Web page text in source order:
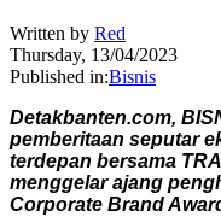
Written by Red
Thursday, 13/04/2023
Published in:Bisnis
Detakbanten.com,
pemberitaan seputar
terdepan bersama
menggelar ajang
Corporate Brand